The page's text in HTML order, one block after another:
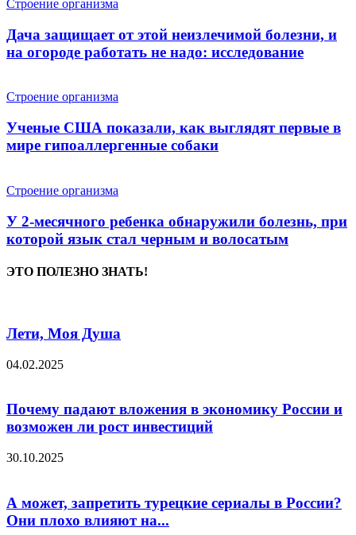
Строение организма
Дача защищает от этой неизлечимой болезни, и
на огороде работать не надо: исследование
Строение организма
Ученые США показали, как выглядят первые в
мире гипоаллергенные собаки
Строение организма
У 2-месячного ребенка обнаружили болезнь, при
которой язык стал черным и волосатым
ЭТО ПОЛЕЗНО ЗНАТЬ!
Лети, Моя Душа
04.02.2025
Почему падают вложения в экономику России и
возможен ли рост инвестиций
30.10.2025
А может, запретить турецкие сериалы в России?
Они плохо влияют на...